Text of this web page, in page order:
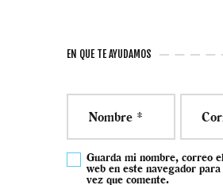
EN QUE TE AYUDAMOS
Guarda mi nombre, correo
web en este navegador
vez que comente.